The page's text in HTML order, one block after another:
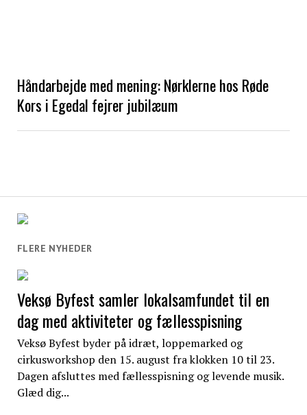
FLERE NYHEDER
Veksø Byfest samler lokalsamfundet til en
dag med aktiviteter og fællesspisning
Veksø Byfest byder på idræt, loppemarked og
cirkusworkshop den 15. august fra klokken 10 til 23.
Dagen afsluttes med fællesspisning og levende musik.
Glæd dig...
Håndarbejde med mening: Nørklerne hos Røde
Kors i Egedal fejrer jubilæum